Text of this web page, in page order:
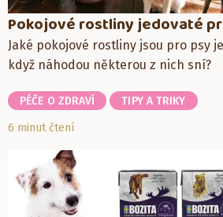
Pokojové rostliny jedovaté
Jaké pokojové rostliny jsou pro psy
když náhodou některou z nich sní?
PÉČE O ZDRAVÍ
TIPY A TRIKY
6 minut čtení